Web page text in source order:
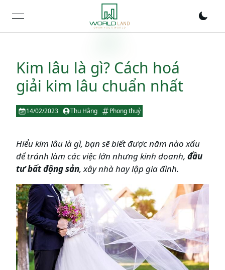
open navigation menu
Kim lâu là gì? Cách hoá
giải kim lâu chuẩn nhất
14/02/2023 Thu Hằng Phong thuỷ
Hiểu kim lâu là gì, bạn sẽ biết được năm nào xấu
để tránh làm các việc lớn nhưng kinh doanh, đầu
tư bất động sản, xây nhà hay lập gia đình.